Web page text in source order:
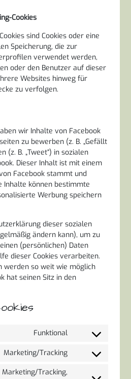
Cookies
sind Cookies oder eine
Speicherung, die zur
verwendet werden,
oder den Benutzer auf dieser
Websites hinweg für
zu verfolgen.
wir Inhalte von Facebook
zu bewerben (z. B. „Gefällt
(z. B. „Tweet“) in sozialen
Dieser Inhalt ist mit einem
Facebook stammt und
Inhalte können bestimmte
Werbung speichern
dieser sozialen
ändern kann), um zu
(persönlichen) Daten
dieser Cookies verarbeiten.
werden so weit wie möglich
hat seinen Sitz in den
Funktional
Consent
service
Marketing/Tracking
Consent
Marketing/Tracking,